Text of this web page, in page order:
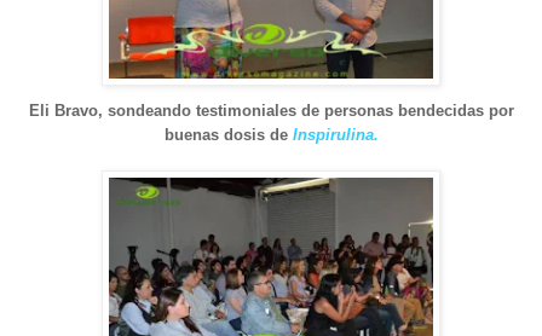
Eli Bravo, sondeando testimoniales de personas bendecidas por
buenas dosis de Inspirulina.